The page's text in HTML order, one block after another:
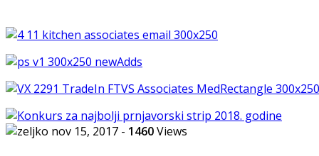
nov 15, 2017 - 1460Views